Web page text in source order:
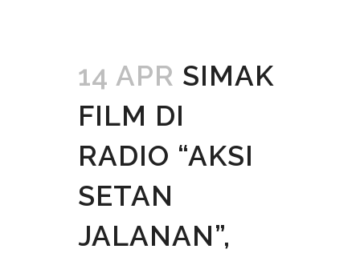
14 APR SIMAK
FILM DI
RADIO “AKSI
SETAN
JALANAN”,